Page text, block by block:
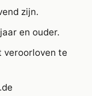
zijn.
en ouder.
veroorloven te